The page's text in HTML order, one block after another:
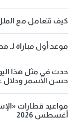
كيف تتعامل مع
موعد أول مباراة لـ
حسن الأسمر ودلال
أغسطس 2026